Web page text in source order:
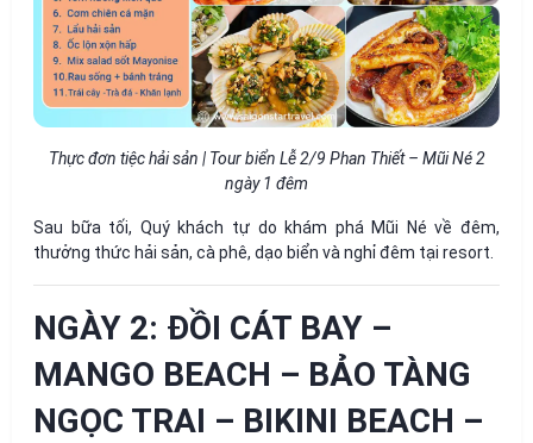
Thực đơn tiệc hải sản | Tour biển Lễ 2/9 Phan Thiết – Mũi Né 2
ngày 1 đêm
Sau bữa tối, Quý khách tự do khám phá Mũi Né về đêm,
thưởng thức hải sản, cà phê, dạo biển và nghỉ đêm tại resort.
NGÀY 2: ĐỒI CÁT BAY –
MANGO BEACH – BẢO TÀNG
NGỌC TRAI – BIKINI BEACH –